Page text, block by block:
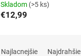
Skladom (>5 ks)
€12,99
Najlacnejšie Najdrahšie